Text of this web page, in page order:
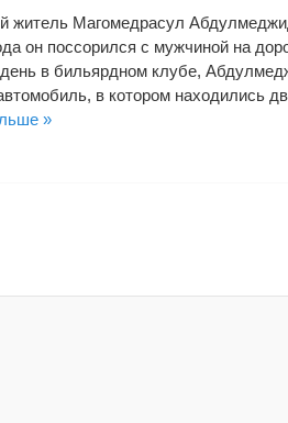
житель Магомедрасул
он поссорился с мужчиной на
в бильярдном клубе,
в котором находились
»